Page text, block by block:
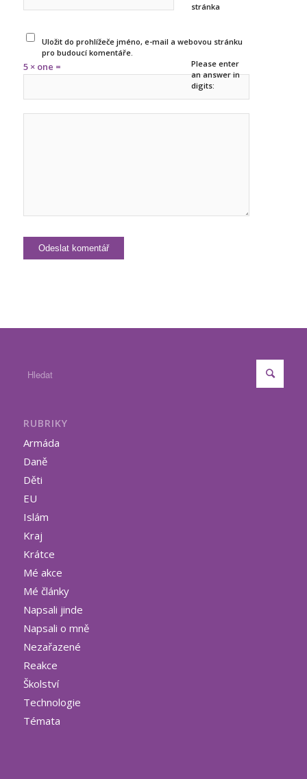
stránka
Uložit do prohlížeče jméno, e-mail a webovou stránku
pro budoucí komentáře.
Please enter
an answer in
digits:
5 × one =
RUBRIKY
Armáda
Daně
Děti
EU
Islám
Kraj
Krátce
Mé akce
Mé články
Napsali jinde
Napsali o mně
Nezařazené
Reakce
Školství
Technologie
Témata